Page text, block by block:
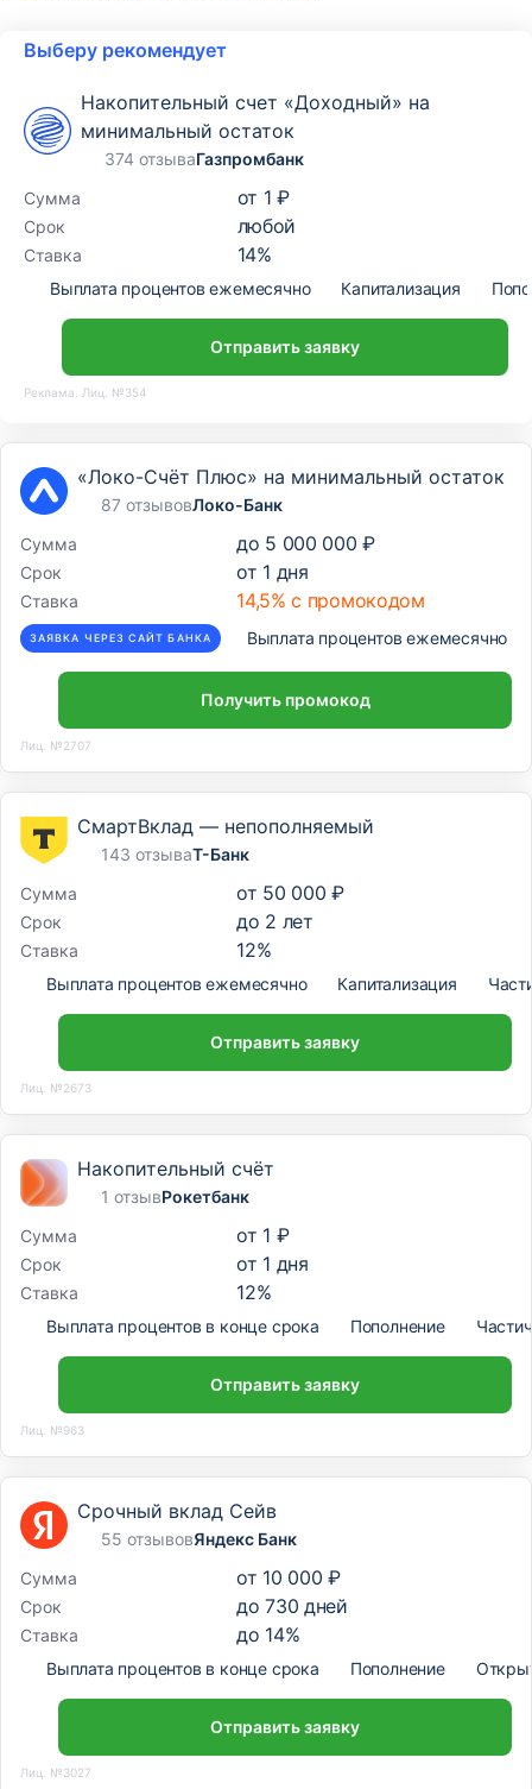
Выберу рекомендует
Накопительный счет «Доходный» на
минимальный остаток
374 отзываГазпромбанк
Сумма
от 1 ₽
Срок любой
Ставка 14%
Выплата процентов ежемесячно Капитализация
Отправить заявку
Реклама. Лиц. №354
«Локо-Счёт Плюс» на минимальный остаток
87 отзывовЛоко-Банк
Сумма
до 5 000 000 ₽
Срок от 1 дня
Ставка 14,5% с промокодом
ЗАЯВКА ЧЕРЕЗ САЙТ БАНКА Выплата процентов ежемесячно
Получить промокод
Лиц. №2707
СмартВклад — непополняемый
143 отзываТ-Банк
Сумма
от 50 000 ₽
Срок до 2 лет
Ставка 12%
Выплата процентов ежемесячно Капитализация
Отправить заявку
Лиц. №2673
Накопительный счёт
1 отзывРокетбанк
Сумма
от 1 ₽
Срок от 1 дня
Ставка 12%
Выплата процентов в конце срока Пополнение
Отправить заявку
Лиц. №963
Срочный вклад Сейв
55 отзывовЯндекс Банк
Сумма
от 10 000 ₽
Срок до730 дней
Ставка до 14%
Выплата процентов в конце срока Пополнение
Отправить заявку
Лиц. №3027